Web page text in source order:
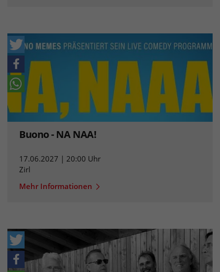
Buono - NA NAA!
17.06.2027 | 20:00 Uhr
Zirl
Mehr Informationen